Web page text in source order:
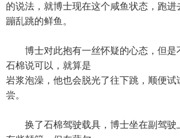
的说法，就博士现在这个咸鱼状态，跑进
蹦乱跳的鲜鱼。
博士对此抱有一丝怀疑的心态，但是
石棉说可以，就算是
岩浆泡澡，他也会脱光了往下跳，顺便试
尝。
换了石棉驾驶载具，博士坐在副驾驶